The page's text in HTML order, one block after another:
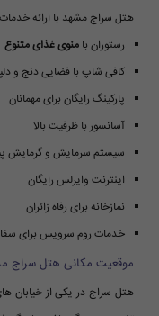
هتل سراج مشهد با ارائه خدمات
رستوران با منوی غذای متنوع
کافی شاپ با فضایی دنج و
پارکینگ رایگان برای مهمانان
آسانسور با ظرفیت بالا
سیستم سرمایش و گرمایش
اینترنت وایرلس رایگان
نمازخانه برای رفاه زائران
خدمات روم سرویس برای
موقعیت مکانی هتل سراج
هتل سراج در یکی از خیابان